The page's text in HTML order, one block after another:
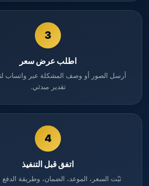
3
اطلب عرض سعر
أرسل الصور أو وصف المشكلة عبر واتساب
تقدير مبدئي.
4
اتفق قبل التنفيذ
ثبّت السعر، الموعد، الضمان، وطريقة الدفع